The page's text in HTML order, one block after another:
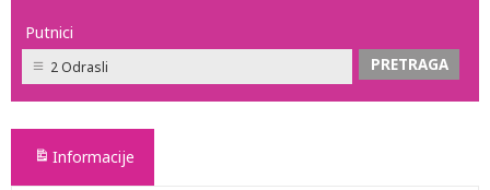
Putnici
2 Odrasli
Informacije